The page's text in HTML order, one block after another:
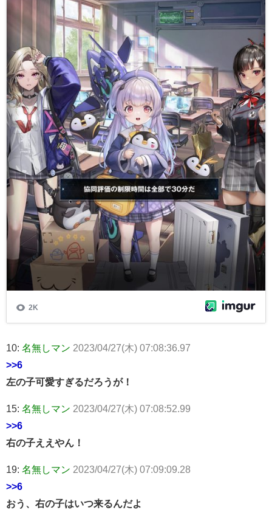
10: 名無しマン 2023/04/27(木) 07:08:36.97
>>6
左の子可愛すぎるだろうが！
15: 名無しマン 2023/04/27(木) 07:08:52.99
>>6
右の子ええやん！
19: 名無しマン 2023/04/27(木) 07:09:09.28
>>6
おう、右の子はいつ来るんだよ